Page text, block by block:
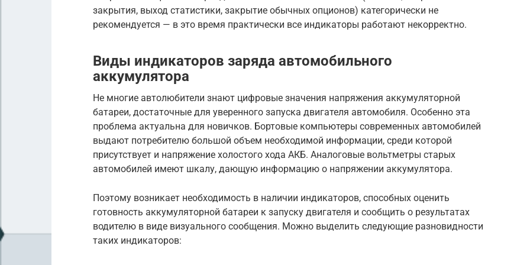
закрытия, выход статистики, закрытие обычных опционов) категорически не
рекомендуется — в это время практически все индикаторы работают некорректно.
Виды индикаторов заряда автомобильного
аккумулятора
Не многие автолюбители знают цифровые значения напряжения аккумуляторной
батареи, достаточные для уверенного запуска двигателя автомобиля. Особенно эта
проблема актуальна для новичков. Бортовые компьютеры современных автомобилей
выдают потребителю большой объем необходимой информации, среди которой
присутствует и напряжение холостого хода АКБ. Аналоговые вольтметры старых
автомобилей имеют шкалу, дающую информацию о напряжении аккумулятора.
Поэтому возникает необходимость в наличии индикаторов, способных оценить
готовность аккумуляторной батареи к запуску двигателя и сообщить о результатах
водителю в виде визуального сообщения. Можно выделить следующие разновидности
таких индикаторов: